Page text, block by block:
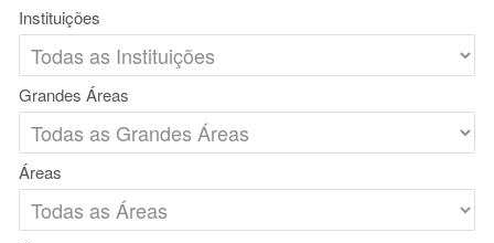
Instituições
Grandes Áreas
Áreas